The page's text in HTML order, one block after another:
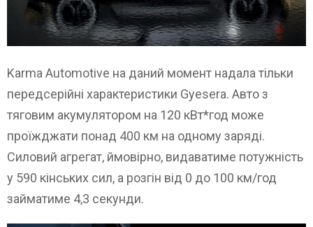
Karma Automotive на даний момент надала тільки
передсерійні характеристики Gyesera. Авто з
тяговим акумулятором на 120 кВт*год може
проїжджати понад 400 км на одному заряді.
Силовий агрегат, ймовірно, видаватиме потужність
у 590 кінських сил, а розгін від 0 до 100 км/год
займатиме 4,3 секунди.